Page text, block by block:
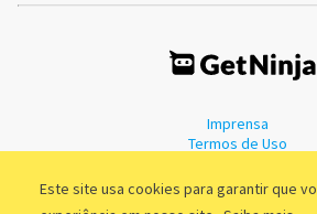
Este site usa cookies para garantir que
Imprensa
Termos de Uso